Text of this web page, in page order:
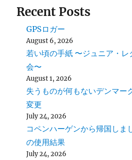
Recent Posts
GPSロガー
August 6, 2026
若い頃の手紙 〜ジュニア・レ
会〜
August 1, 2026
失うものが何もないデンマー
変更
July 24, 2026
コペンハーゲンから帰国し
の使用結果
July 24, 2026